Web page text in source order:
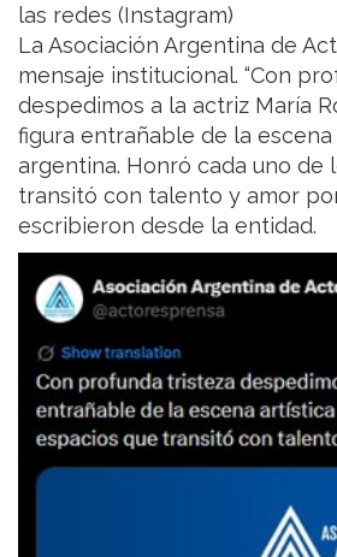
las redes (Instagram)
La Asociación Argentina de
mensaje institucional. “Con
despedimos a la actriz María
figura entrañable de la
argentina. Honró cada uno de
transitó con talento y amor
escribieron desde la entidad.